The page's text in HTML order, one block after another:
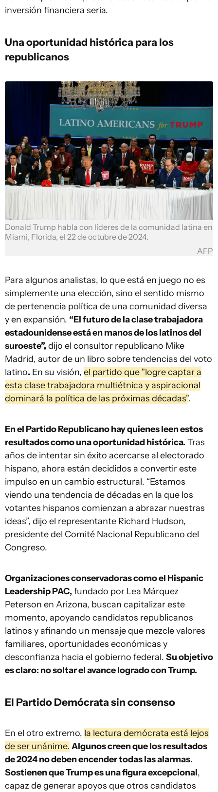
inversión financiera seria.
Una oportunidad histórica para los
republicanos
Donald Trump habla con líderes de la comunidad latina en
Miami, Florida, el 22 de octubre de 2024.
AFP
Para algunos analistas, lo que está en juego no es
simplemente una elección, sino el sentido mismo
de pertenencia política de una comunidad diversa
y en expansión. “El futuro de la clase trabajadora
estadounidense está en manos de los latinos del
suroeste”, dijo el consultor republicano Mike
Madrid, autor de un libro sobre tendencias del voto
latino. En su visión, el partido que "logre captar a
esta clase trabajadora multiétnica y aspiracional
dominará la política de las próximas décadas".
En el Partido Republicano hay quienes leen estos
resultados como una oportunidad histórica. Tras
años de intentar sin éxito acercarse al electorado
hispano, ahora están decididos a convertir este
impulso en un cambio estructural. “Estamos
viendo una tendencia de décadas en la que los
votantes hispanos comienzan a abrazar nuestras
ideas”, dijo el representante Richard Hudson,
presidente del Comité Nacional Republicano del
Congreso.
Organizaciones conservadoras como el Hispanic
Leadership PAC, fundado por Lea Márquez
Peterson en Arizona, buscan capitalizar este
momento, apoyando candidatos republicanos
latinos y afinando un mensaje que mezcle valores
familiares, oportunidades económicas y
desconfianza hacia el gobierno federal. Su objetivo
es claro: no soltar el avance logrado con Trump.
El Partido Demócrata sin consenso
En el otro extremo, la lectura demócrata está lejos
de ser unánime. Algunos creen que los resultados
de 2024 no deben encender todas las alarmas.
Sostienen que Trump es una figura excepcional,
capaz de generar apoyos que otros candidatos